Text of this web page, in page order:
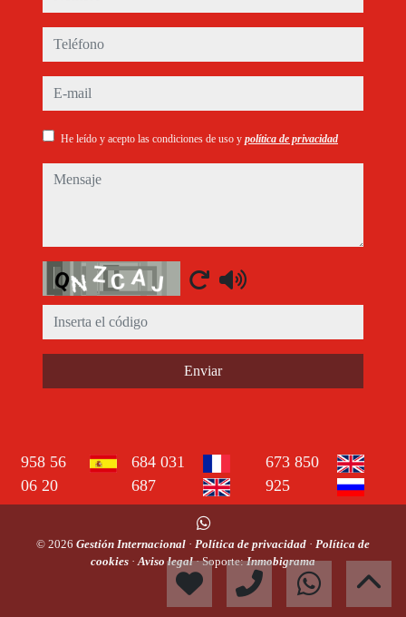
teléfono
e-mail
He leído y acepto las condiciones de uso y política de privacidad
mensaje
Captcha
Enviar
958 56
06 20
684 031
687
673 850
925
© 2026 Gestión Internacional · Política de privacidad · Política de
cookies ·Aviso legal· Soporte:Inmobigrama